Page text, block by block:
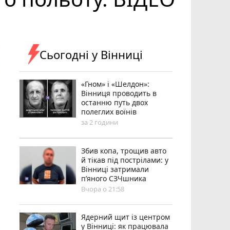
Сьогодні у Вінниці
«Гном» і «Шелдон»:
Вінниця проводить в
останню путь двох
полеглих воїнів
за 2 години
Збив копа, трощив авто
й тікав під пострілами: у
Вінниці затримали
п’яного СЗЧшника
Вчора о 21:58
Ядерний щит із центром
у Вінниці: як працювала